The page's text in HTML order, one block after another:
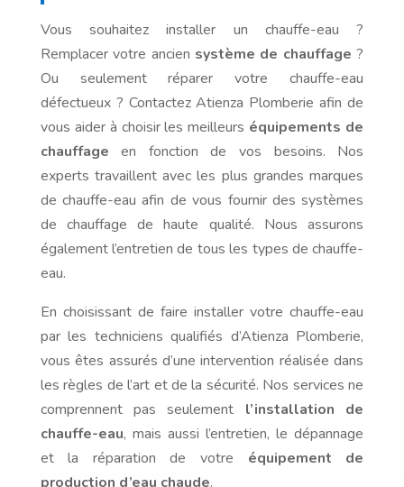
Vous souhaitez installer un chauffe-eau ?
Remplacer votre ancien système de chauffage ?
Ou seulement réparer votre chauffe-eau
défectueux ? Contactez Atienza Plomberie afin de
vous aider à choisir les meilleurs équipements de
chauffage en fonction de vos besoins. Nos
experts travaillent avec les plus grandes marques
de chauffe-eau afin de vous fournir des systèmes
de chauffage de haute qualité. Nous assurons
également l’entretien de tous les types de chauffe-
eau.
En choisissant de faire installer votre chauffe-eau
par les techniciens qualifiés d’Atienza Plomberie,
vous êtes assurés d’une intervention réalisée dans
les règles de l’art et de la sécurité. Nos services ne
comprennent pas seulement l’installation de
chauffe-eau, mais aussi l’entretien, le dépannage
et la réparation de votre équipement de
production d’eau chaude.